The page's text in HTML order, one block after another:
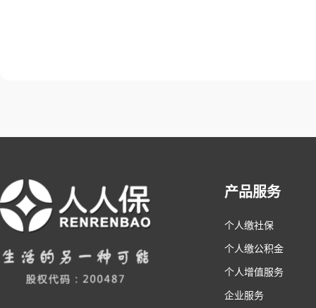
产品服务
个人缴社保
个人缴公积金
个人增值服务
企业服务